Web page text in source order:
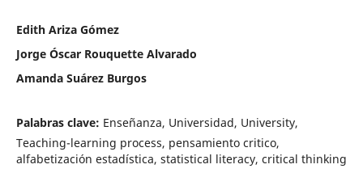
Edith Ariza Gómez
Jorge Óscar Rouquette Alvarado
Amanda Suárez Burgos
Palabras clave: Enseñanza, Universidad, University,
Teaching-learning process, pensamiento critico,
alfabetización estadística, statistical literacy, critical thinking